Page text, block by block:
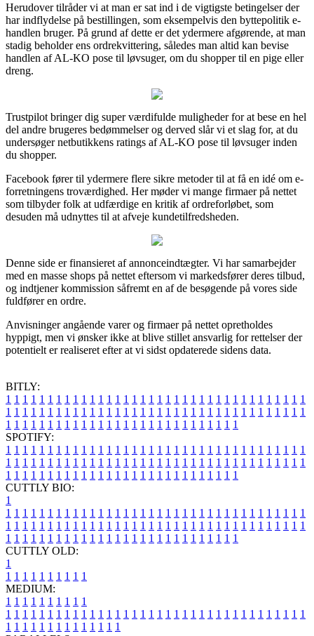
Herudover tilråder vi at man er sat ind i de vigtigste betingelser der
har indflydelse på bestillingen, som eksempelvis den byttepolitik e-
handlen bruger. På grund af dette er det ydermere afgørende, at man
stadig beholder ens ordrekvittering, således man altid kan bevise
handlen af AL-KO pose til løvsuger, om du shopper til en pige eller
dreng.
Trustpilot bringer dig super værdifulde muligheder for at bese en hel
del andre brugeres bedømmelser og derved slår vi et slag for, at du
undersøger netbutikkens ratings af AL-KO pose til løvsuger inden
du shopper.
Facebook fører til ydermere flere sikre metoder til at få en idé om e-
forretningens troværdighed. Her møder vi mange firmaer på nettet
som tilbyder folk at udfærdige en kritik af ordreforløbet, som
desuden må udnyttes til at afveje kundetilfredsheden.
Denne side er finansieret af annonceindtægter. Vi har samarbejder
med en masse shops på nettet eftersom vi markedsfører deres tilbud,
og indtjener kommission såfremt en af de besøgende på vores side
fuldfører en ordre.
Anvisninger angående varer og firmaer på nettet opretholdes
hyppigt, men vi ønsker ikke at blive stillet ansvarlig for rettelser der
potentielt er realiseret efter at vi sidst opdaterede sidens data.
BITLY:
1 1 1 1 1 1 1 1 1 1 1 1 1 1 1 1 1 1 1 1 1 1 1 1 1 1 1 1 1 1 1 1 1 1 1 1
1 1 1 1 1 1 1 1 1 1 1 1 1 1 1 1 1 1 1 1 1 1 1 1 1 1 1 1 1 1 1 1 1 1 1 1
1 1 1 1 1 1 1 1 1 1 1 1 1 1 1 1 1 1 1 1 1 1 1 1 1 1 1 1
SPOTIFY:
1 1 1 1 1 1 1 1 1 1 1 1 1 1 1 1 1 1 1 1 1 1 1 1 1 1 1 1 1 1 1 1 1 1 1 1
1 1 1 1 1 1 1 1 1 1 1 1 1 1 1 1 1 1 1 1 1 1 1 1 1 1 1 1 1 1 1 1 1 1 1 1
1 1 1 1 1 1 1 1 1 1 1 1 1 1 1 1 1 1 1 1 1 1 1 1 1 1 1 1
CUTTLY BIO:
1
1 1 1 1 1 1 1 1 1 1 1 1 1 1 1 1 1 1 1 1 1 1 1 1 1 1 1 1 1 1 1 1 1 1 1 1
1 1 1 1 1 1 1 1 1 1 1 1 1 1 1 1 1 1 1 1 1 1 1 1 1 1 1 1 1 1 1 1 1 1 1 1
1 1 1 1 1 1 1 1 1 1 1 1 1 1 1 1 1 1 1 1 1 1 1 1 1 1 1 1
CUTTLY OLD:
1
1 1 1 1 1 1 1 1 1 1
MEDIUM:
1 1 1 1 1 1 1 1 1 1
1 1 1 1 1 1 1 1 1 1 1 1 1 1 1 1 1 1 1 1 1 1 1 1 1 1 1 1 1 1 1 1 1 1 1 1
1 1 1 1 1 1 1 1 1 1 1 1 1 1